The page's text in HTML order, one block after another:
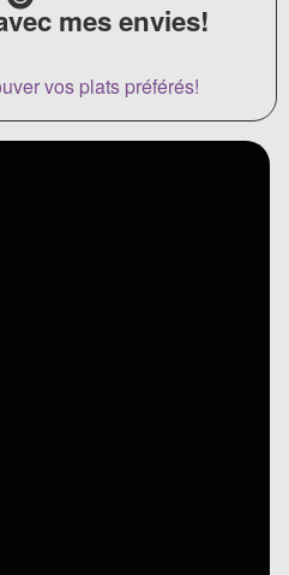
mes envies!
vos plats préférés!